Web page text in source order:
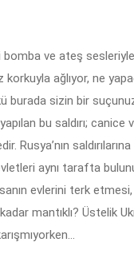
ve ateş sesleriyle
ağlıyor, ne
burada sizin bir
bu saldırı; canice
Rusya’nın saldırılarına
aynı tarafta
evlerini terk
mantıklı? Üstelik